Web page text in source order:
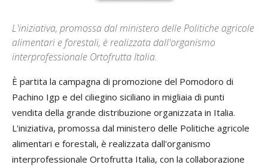
L'iniziativa, promossa dal ministero delle Politiche agricole
alimentari e forestali, è realizzata dall'organismo
interprofessionale Ortofrutta Italia.
È partita la campagna di promozione del Pomodoro di
Pachino Igp e del ciliegino siciliano in migliaia di punti
vendita della grande distribuzione organizzata in Italia.
L'iniziativa, promossa dal ministero delle Politiche agricole
alimentari e forestali, è realizzata dall'organismo
interprofessionale Ortofrutta Italia, con la collaborazione